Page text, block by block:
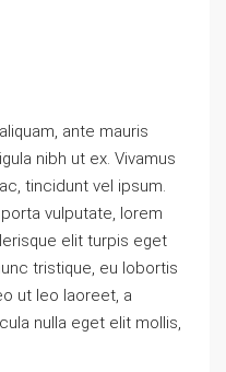
ante mauris
nibh ut ex. Vivamus
tincidunt vel ipsum.
vulputate, lorem
elit turpis eget
tristique, eu lobortis
ut leo laoreet, a
nulla eget elit mollis,